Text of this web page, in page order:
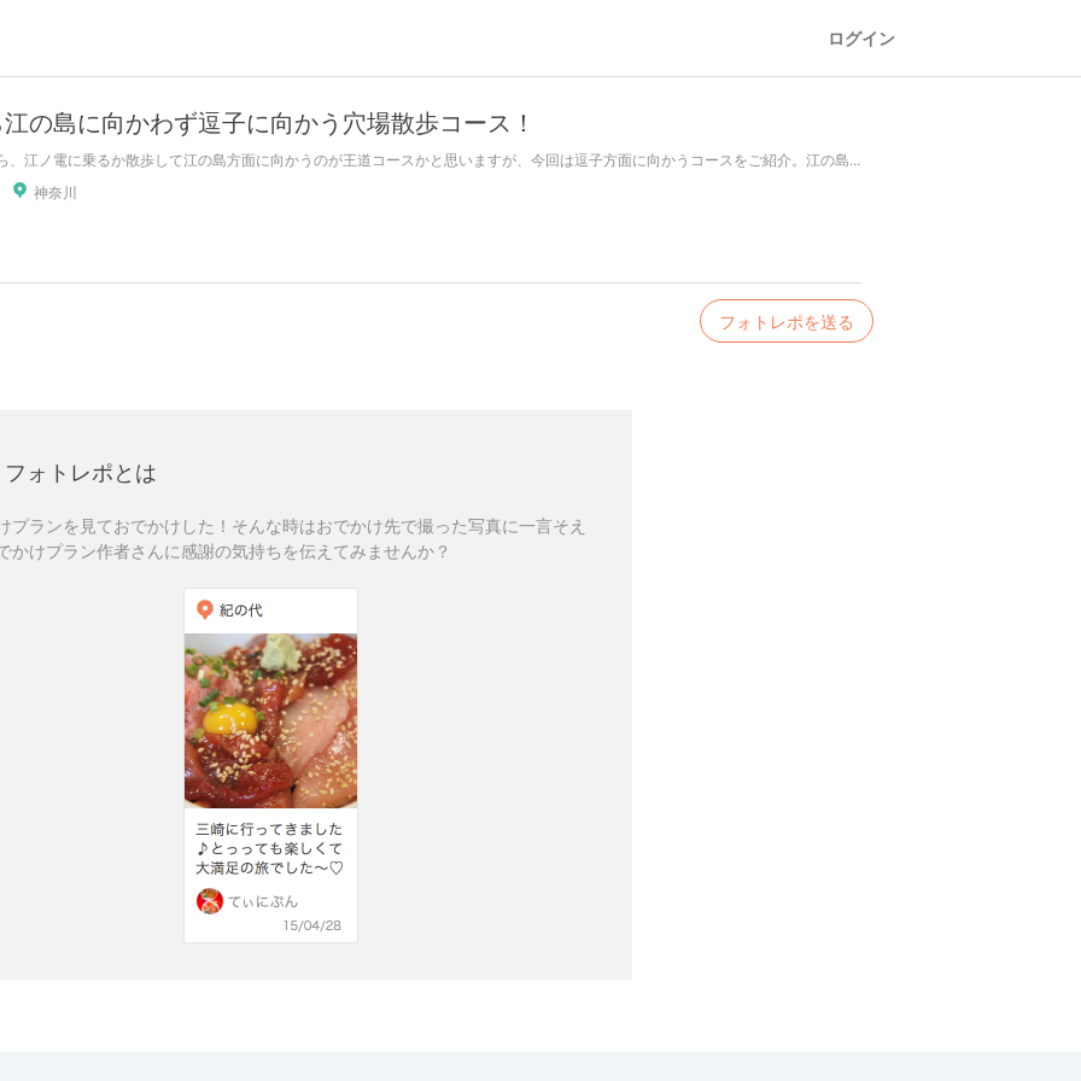
ログイン
の島に向かわず逗子に向かう穴場散歩コース！
、江ノ電に乗るか散歩して江の島方面に向かうのが王道コースかと思いますが、今回は逗子方面に向かうコースをご紹介。江の島...
神奈川
フォトレポを送る
フォトレポとは
プランを見ておでかけした！そんな時はおでかけ先で撮った写真に一言そえ
かけプラン作者さんに感謝の気持ちを伝えてみませんか？